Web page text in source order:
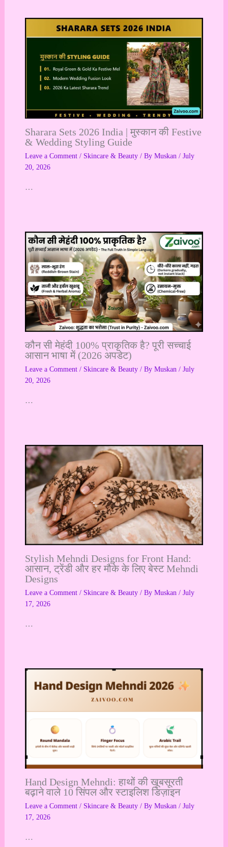
Sharara Sets 2026 India | मुस्कान की Festive
& Wedding Styling Guide
Leave a Comment / Skincare & Beauty/ By Muskan / July
20, 2026
…
कौन सी मेहंदी 100% प्राकृतिक है? पूरी सच्चाई
आसान भाषा में (2026 अपडेट)
Leave a Comment / Skincare & Beauty/ By Muskan / July
20, 2026
…
Stylish Mehndi Designs for Front Hand:
आसान, ट्रेंडी और हर मौके के लिए बेस्ट Mehndi
Designs
Leave a Comment / Skincare & Beauty/ By Muskan / July
17, 2026
…
Hand Design Mehndi: हाथों की खूबसूरती
बढ़ाने वाले 10 सिंपल और स्टाइलिश डिज़ाइन
Leave a Comment / Skincare & Beauty/ By Muskan / July
17, 2026
…